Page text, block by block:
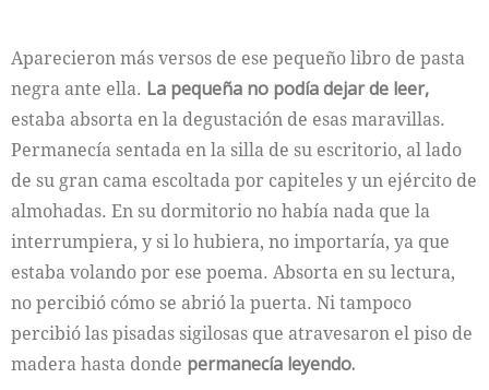
Aparecieron más versos de ese pequeño libro de pasta
negra ante ella. La pequeña no podía dejar de leer,
estaba absorta en la degustación de esas maravillas.
Permanecía sentada en la silla de su escritorio, al lado
de su gran cama escoltada por capiteles y un ejército de
almohadas. En su dormitorio no había nada que la
interrumpiera, y si lo hubiera, no importaría, ya que
estaba volando por ese poema. Absorta en su lectura,
no percibió cómo se abrió la puerta. Ni tampoco
percibió las pisadas sigilosas que atravesaron el piso de
madera hasta donde permanecía leyendo.